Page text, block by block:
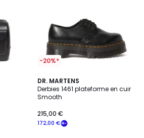
-20%*
DR. MARTENS
Derbies 1461 plateforme en cuir
Smooth
172,00 €
215,00 €
5
/
5